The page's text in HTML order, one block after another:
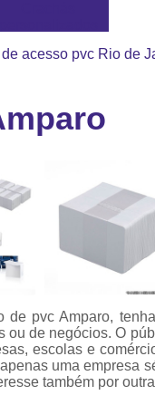
Impressoras
Ribbon
Ribbons
acesso pvc Rio de
de pvc Amparo,
ou de negócios. O
escolas e
uma empresa
também por